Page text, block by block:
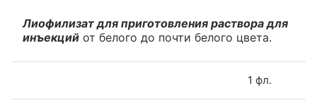
Лиофилизат для приготовления раствора для
инъекций от белого до почти белого цвета.
1 фл.